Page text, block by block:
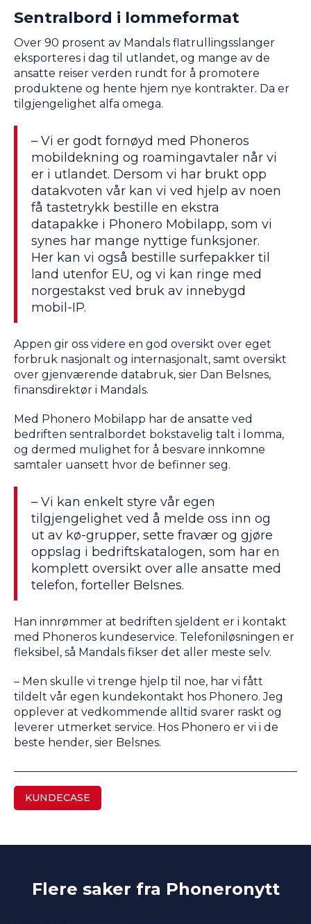
Sentralbord i lommeformat
Over 90 prosent av Mandals flatrullingsslanger
eksporteres i dag til utlandet, og mange av de
ansatte reiser verden rundt for å promotere
produktene og hente hjem nye kontrakter. Da er
tilgjengelighet alfa omega.
– Vi er godt fornøyd med Phoneros
mobildekning og roamingavtaler når vi
er i utlandet. Dersom vi har brukt opp
datakvoten vår kan vi ved hjelp av noen
få tastetrykk bestille en ekstra
datapakke i Phonero Mobilapp, som vi
synes har mange nyttige funksjoner.
Her kan vi også bestille surfepakker til
land utenfor EU, og vi kan ringe med
norgestakst ved bruk av innebygd
mobil-IP.
Appen gir oss videre en god oversikt over eget
forbruk nasjonalt og internasjonalt, samt oversikt
over gjenværende databruk, sier Dan Belsnes,
finansdirektør i Mandals.
Med Phonero Mobilapp har de ansatte ved
bedriften sentralbordet bokstavelig talt i lomma,
og dermed mulighet for å besvare innkomne
samtaler uansett hvor de befinner seg.
– Vi kan enkelt styre vår egen
tilgjengelighet ved å melde oss inn og
ut av kø-grupper, sette fravær og gjøre
oppslag i bedriftskatalogen, som har en
komplett oversikt over alle ansatte med
telefon, forteller Belsnes.
Han innrømmer at bedriften sjeldent er i kontakt
med Phoneros kundeservice. Telefoniløsningen er
fleksibel, så Mandals fikser det aller meste selv.
– Men skulle vi trenge hjelp til noe, har vi fått
tildelt vår egen kundekontakt hos Phonero. Jeg
opplever at vedkommende alltid svarer raskt og
leverer utmerket service. Hos Phonero er vi i de
beste hender, sier Belsnes.
KUNDECASE
Flere saker fra Phoneronytt